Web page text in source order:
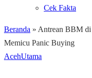
Cek Fakta
Beranda » Antrean BBM di
Memicu Panic Buying
AcehUtama